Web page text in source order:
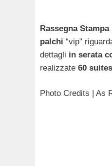
Rassegna
palchi “vip”
dettagli in serata
realizzate 60
Photo Credits | As